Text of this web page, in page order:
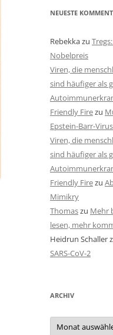
NEUESTE
Rebekkazu
Nobelpreis
Viren, die
sind häufiger als
Friendly Firezu
Epstein-Barr-
Viren, die
sind häufiger als
Friendly Firezu
Mimikry
Thomaszu Mehr
lesen, mehr
Heidrun Schaller
SARS-CoV-2
ARCHIV
Archiv